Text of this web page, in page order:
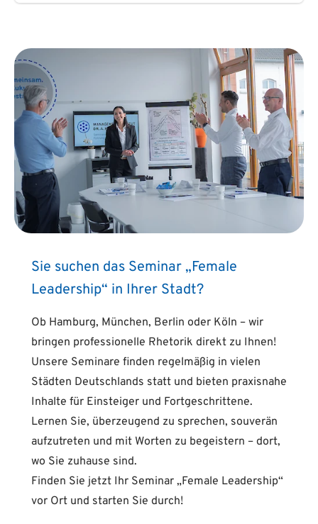
Sie suchen das Seminar „Female
Leadership“ in Ihrer Stadt?
Ob Hamburg, München, Berlin oder Köln – wir
bringen professionelle Rhetorik direkt zu Ihnen!
Unsere Seminare finden regelmäßig in vielen
Städten Deutschlands statt und bieten praxisnahe
Inhalte für Einsteiger und Fortgeschrittene.
Lernen Sie, überzeugend zu sprechen, souverän
aufzutreten und mit Worten zu begeistern – dort,
wo Sie zuhause sind.
Finden Sie jetzt Ihr Seminar „Female Leadership“
vor Ort und starten Sie durch!